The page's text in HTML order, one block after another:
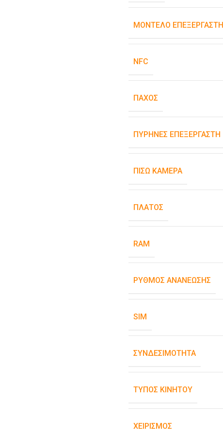
ΜΟΝΤΈΛΟ ΕΠΕΞΕΡΓΑΣΤΉ
NFC
ΠΆΧΟΣ
ΠΥΡΉΝΕΣ ΕΠΕΞΕΡΓΑΣΤΉ
ΠΊΣΩ ΚΆΜΕΡΑ
ΠΛΆΤΟΣ
RAM
ΡΥΘΜΌΣ ΑΝΑΝΈΩΣΗΣ
SIM
ΣΥΝΔΕΣΙΜΌΤΗΤΑ
ΤΎΠΟΣ ΚΙΝΗΤΟΎ
ΧΕΙΡΙΣΜΌΣ